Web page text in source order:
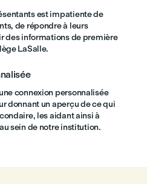
est impatiente de
de répondre à leurs
des informations de première
LaSalle.
connexion personnalisée
donnant un aperçu de ce qui
les aidant ainsi à
sein de notre institution.